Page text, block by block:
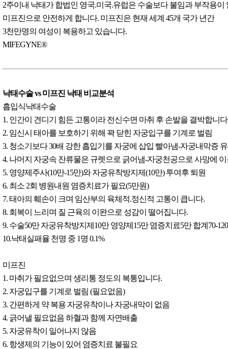
2주이내 낙태가 합법인 영국.미국.유럽은 수술보다 불임과 부작용이
미프진으로 안전하게 합니다. 미프진은 현재 세계 45개 국가 년간
3천만명의 여성이 복용하고 있습니다.
MIFEGYNE®
낙태수술 vs 미프진 낙태 비교분석
흡입식낙태수술
1. 인간이 견디기 힘든 고통이라 전신수면 마취 후 손발을 결박합니
2. 임신시 태아를 보호하기 위해 꽉 닫힌 자궁입구를 기계로 벌림
3. 청소기보다 30배 강한 흡입기를 자궁에 삽입 빨아냄-자궁내막증
4. 나머지 자궁속 잔류물은 규렛으로 긁어냄-자궁천공으로 사망에
5. 영양제주사(10만-15만)와 자궁유착방지제(10만) 투여후 퇴원
6. 최소 2회 병원내원 염증치료가 필요(5만원)
7. 태아의 훼손이 크며 임산부의 육체적.정신적 고통이 큽니다.
8. 회복이 느리며 질 근육의 이완으로 성감이 떨어집니다.
9. 수술50만 자궁유착방지제10만 영양제15만 염증치료5만 합계70-
10.낙태실패율 천명 중 1명 0.1%
미프진
1. 마취가 필요없으며 생리통 정도의 복통입니다.
2. 자궁입구를 기계로 벌림 (필요없음)
3. 간편하게 약 복용 자궁유착이나 자궁내막이 없음
4. 긁어낼 필요없음 하혈과 함께 자연배출
5. 자궁유착이 일어나지 않음
6. 항생제의 기능이 있어 염증치료 불필요